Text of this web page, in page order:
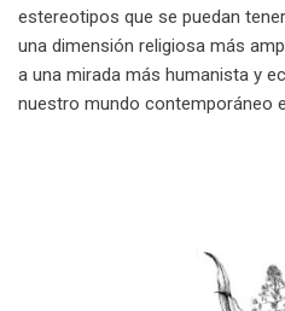
estereotipos que se puedan
una dimensión religiosa más
a una mirada más humanista y
nuestro mundo contemporáneo